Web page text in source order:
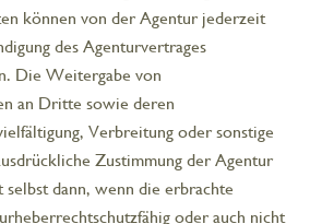
können von der Agentur jederzeit
des Agenturvertrages
Die Weitergabe von
an Dritte sowie deren
Verbreitung oder sonstige
Zustimmung der Agentur
selbst dann, wenn die erbrachte
oder auch nicht